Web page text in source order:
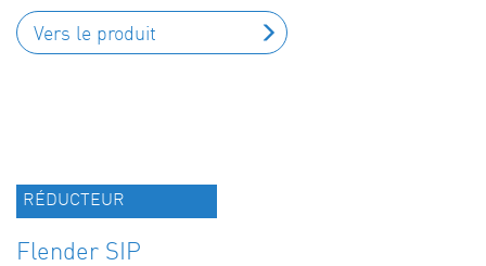
Vers le produit
RÉDUCTEUR
Flender SIP